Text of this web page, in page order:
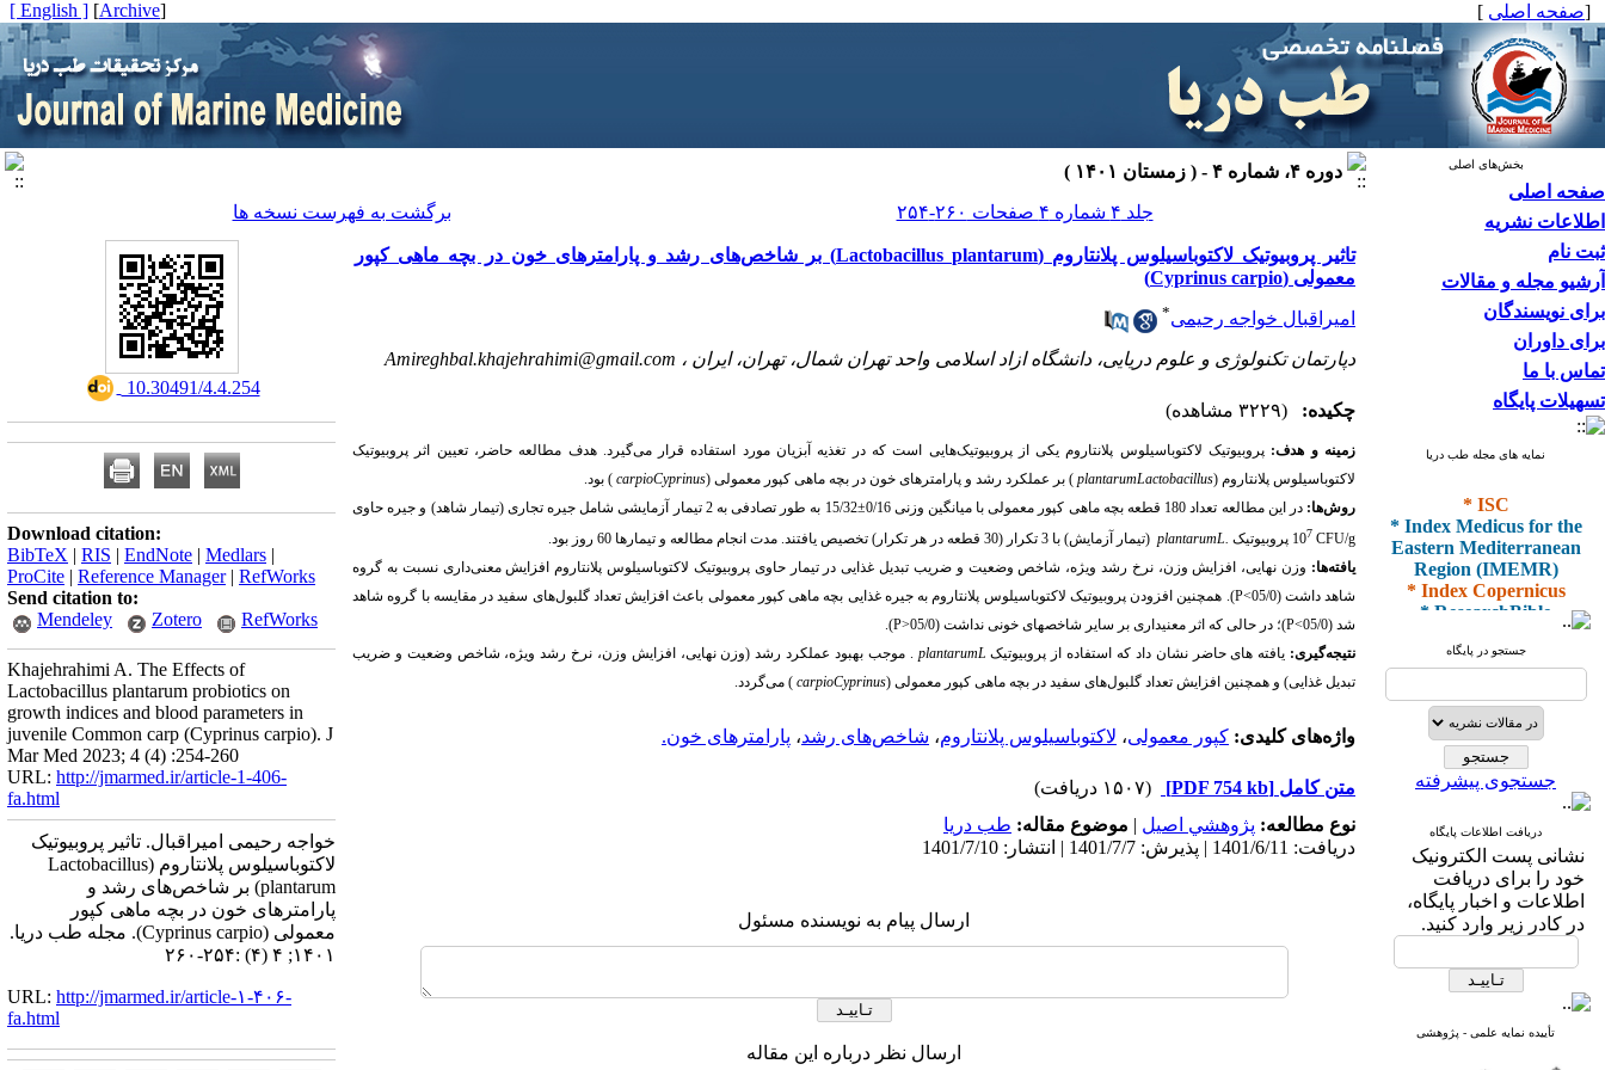
[صفحه اصلی ]
[
Archive
]
[ English ]
بخش‌های اصلی
صفحه اصلی
اطلاعات نشریه
ثبت نام
آرشیو مجله و مقالات
برای نویسندگان
برای داوران
تماس با ما
تسهیلات پایگاه
نمایه های مجله طب دریا
* ISC
* Index Medicus for the
Eastern Mediterranean
Region (IMEMR)
* Index Copernicus
* ResearchBible
* I2OR
* ROAD
* Scientific Indexing
Services
* SID
* Magiran
* Google Scholar
و دارای رتبه علمی
پژوهشی
از کمیسیون نشریات
وزارت بهداشت و درمان
* Index Medicus for the
جستجو در پایگاه
جستجوی پیشرفته
دریافت اطلاعات پایگاه
نشانی پست الکترونیک
خود را برای دریافت
اطلاعات و اخبار پایگاه،
در کادر زیر وارد کنید.
تأییده نمایه علمی - پژوهشی
دوره ۴، شماره ۴ - ( زمستان ۱۴۰۱ )
جلد ۴ شماره ۴ صفحات ۲۶۰-۲۵۴
برگشت به فهرست نسخه ها
تاثیر پروبیوتیک لاکتوباسیلوس پلانتاروم (Lactobacillus plantarum) بر شاخص‌های رشد و پارامترهای خون در بچه ماهی کپور
معمولی (Cyprinus carpio)
امیراقبال خواجه رحیمی*
دپارتمان تکنولوژی و علوم دریایی، دانشگاه ازاد اسلامی واحد تهران شمال، تهران، ایران ، Amireghbal.khajehrahimi@gmail.com
چکیده: (۳۲۲۹ مشاهده)
زمینه و هدف: پروبیوتیک لاکتوباسیلوس پلانتاروم یکی از پروبیوتیک‌هایی است که در تغذیه آبزیان مورد استفاده قرار می‌گیرد. هدف مطالعه حاضر، تعیین اثر پروبیوتیک
لاکتوباسیلوس پلانتاروم (
Lactobacillus
plantarum
) بر عملکرد رشد و پارامترهای خون در بچه ماهی کپور معمولی (
Cyprinus
carpio
) بود.
روش‌ها: در این مطالعه تعداد 180 قطعه بچه ماهی کپور معمولی با میانگین وزنی 0/16 ±15/32 به طور تصادفی به 2 تیمار آزمایشی شامل جیره تجاری (تیمار شاهد) و جیره حاوی
CFU/g
7 پروبیوتیک L.
plantarum (تیمار آزمایش) با 3 تکرار (30 قطعه در هر تکرار) تخصیص یافتند. مدت انجام مطالعه و تیمارها 60 روز بود.
یافته‌ها: وزن نهایی، افزایش وزن، نرخ رشد ویژه، شاخص وضعیت و ضریب تبدیل غذایی در تیمار حاوی پروبیوتیک لاکتوباسیلوس پلانتاروم افزایش معنی‌داری نسبت به گروه
شاهد داشت (05/0
>
P). همچنین افزودن پروبیوتیک لاکتوباسیلوس پلانتاروم به جیره غذایی بچه ماهی کپور معمولی باعث افزایش تعداد گلبول‌های سفید در مقایسه با گروه شاهد
شد (05/0
>
P)؛ در حالی که اثر معنی­داری بر سایر شاخص­های خونی نداشت (05/0 <
P
).
نتیجه‌گیری: یافته های حاضر نشان داد که استفاده از پروبیوتیک L
. plantarum
موجب بهبود عملکرد رشد (وزن نهایی، افزایش وزن، نرخ رشد ویژه، شاخص وضعیت و ضریب
تبدیل غذایی) و همچنین افزایش تعداد گلبول‌های سفید در بچه ماهی کپور معمولی (
Cyprinus
carpio
) می‌گردد.
واژه‌های کلیدی: کپور معمولی، لاکتوباسیلوس پلانتاروم، شاخص‌های رشد، پارامترهای خون.
متن کامل [PDF 754 kb]
(۱۵۰۷ دریافت)
نوع مطالعه: پژوهشي اصیل | موضوع مقاله: طب دریا
دریافت: 1401/6/11 | پذیرش: 1401/7/7 | انتشار: 1401/7/10
ارسال پیام به نویسنده مسئول
ارسال نظر درباره این مقاله
‎ 10.30491/4.4.254
Download citation:
BibTeX | RIS | EndNote | Medlars |
ProCite | Reference Manager| RefWorks
Send citation to:
Mendeley
Zotero RefWorks
Khajehrahimi A. The Effects of
Lactobacillus plantarum probiotics on
growth indices and blood parameters in
juvenile Common carp (Cyprinus carpio). J
Mar Med 2023; 4 (4) :254-260
URL: http://jmarmed.ir/article-1-406-
fa.html
خواجه رحیمی امیراقبال. تاثیر پروبیوتیک
لاکتوباسیلوس پلانتاروم (Lactobacillus
plantarum) بر شاخص‌های رشد و
پارامترهای خون در بچه ماهی کپور
معمولی (Cyprinus carpio). مجله طب دریا.
۱۴۰۱; ۴ (۴) :۲۵۴-۲۶۰
URL: http://jmarmed.ir/article-۱-۴۰۶-
fa.html